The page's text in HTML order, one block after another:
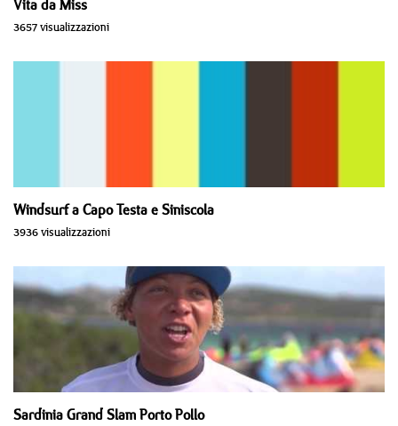
Vita da Miss
3657 visualizzazioni
Windsurf a Capo Testa e Siniscola
3936 visualizzazioni
Sardinia Grand Slam Porto Pollo